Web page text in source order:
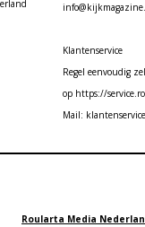
Klantenservice
Regel eenvoudig
op https://
Mail:
Roularta Media